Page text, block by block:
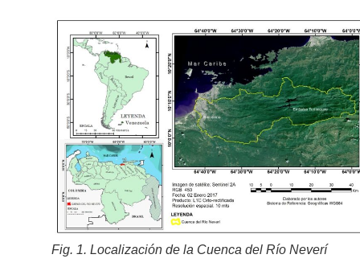
Fig. 1. Localización de la Cuenca del Río Neverí